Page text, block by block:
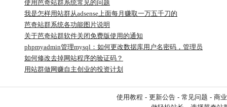
使用芭奇站群系统常见的问题
我是怎样用站群从adsense上面每月赚取一万五千刀的
芭奇站群系统各功能图片说明
关于芭奇站群软件关闭免费版使用的通知
phpmyadmin管理mysql：如何更改数据库用户名密码，管理员
账号密
如何修改去掉网站程序的验证码？
用站群做网赚自主创业的投资计划
使用教程 - 更新公告 - 常见问题 - 商